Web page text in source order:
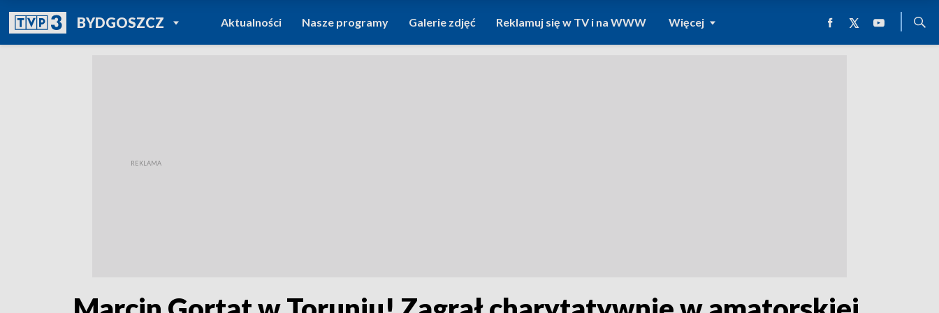
BYDGOSZCZPOWRÓT DO
TVP REGIONY
Aktualności Nasze programy Galerie zdjęć Reklamuj się w TV i na WWW Więcej